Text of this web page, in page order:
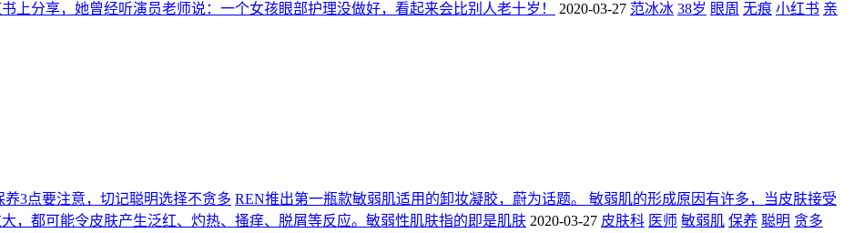
上分享，她曾经听演员老师说：一个女孩眼部护理没做好，看起来会比别人老十岁！
2020-03-27 范冰冰 38岁 眼周 无痕 小红书 亲
3点要注意，切记聪明选择不贪多 REN推出第一瓶款敏弱肌适用的卸妆凝胶，蔚为话题。 敏弱肌的形成原因有许多，当皮肤接受
，都可能令皮肤产生泛红、灼热、搔痒、脱屑等反应。敏弱性肌肤指的即是肌肤 2020-03-27 皮肤科 医师 敏弱肌 保养 聪明 贪多